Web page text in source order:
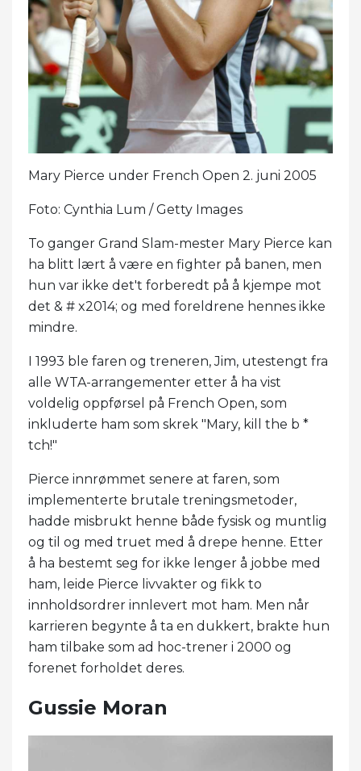
Mary Pierce under French Open 2. juni 2005
Foto: Cynthia Lum / Getty Images
To ganger Grand Slam-mester Mary Pierce kan
ha blitt lært å være en fighter på banen, men
hun var ikke det't forberedt på å kjempe mot
det & # x2014; og med foreldrene hennes ikke
mindre.
I 1993 ble faren og treneren, Jim, utestengt fra
alle WTA-arrangementer etter å ha vist
voldelig oppførsel på French Open, som
inkluderte ham som skrek "Mary, kill the b *
tch!"
Pierce innrømmet senere at faren, som
implementerte brutale treningsmetoder,
hadde misbrukt henne både fysisk og muntlig
og til og med truet med å drepe henne. Etter
å ha bestemt seg for ikke lenger å jobbe med
ham, leide Pierce livvakter og fikk to
innholdsordrer innlevert mot ham. Men når
karrieren begynte å ta en dukkert, brakte hun
ham tilbake som ad hoc-trener i 2000 og
forenet forholdet deres.
Gussie Moran